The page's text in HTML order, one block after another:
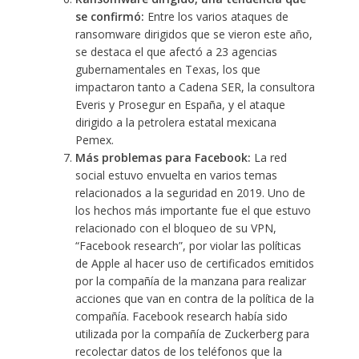
se confirmó: Entre los varios ataques de
ransomware dirigidos que se vieron este año,
se destaca el que afectó a 23 agencias
gubernamentales en Texas, los que
impactaron tanto a Cadena SER, la consultora
Everis y Proseguren España, y el ataque
dirigido a la petrolera estatal mexicana
Pemex.
Más problemas para Facebook: La red
social estuvo envuelta en varios temas
relacionados a la seguridad en 2019. Uno de
los hechos más importante fue el que estuvo
relacionado con el bloqueo de su VPN,
“Facebook research”, por violar las políticas
de Apple al hacer uso de certificados emitidos
por la compañía de la manzana para realizar
acciones que van en contra de la política de la
compañía. Facebook research había sido
utilizada por la compañía de Zuckerberg para
recolectar datos de los teléfonos que la